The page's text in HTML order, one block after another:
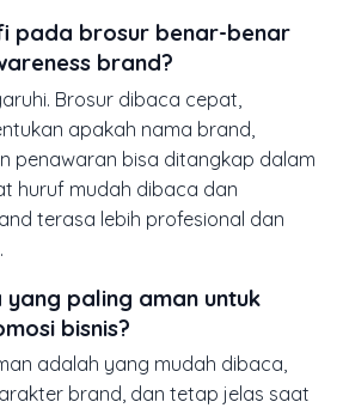
pada brosur benar-benar
brand?
Brosur dibaca cepat,
apakah nama brand,
penawaran bisa ditangkap dalam
huruf mudah dibaca dan
terasa lebih profesional dan
paling aman untuk
bisnis?
adalah yang mudah dibaca,
brand, dan tetap jelas saat